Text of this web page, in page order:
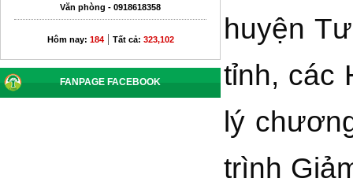
Văn phòng - 0918618358
Hôm nay: 184| Tất cả: 323,102
FANPAGE FACEBOOK
huyện
tỉnh, các
lý
trình